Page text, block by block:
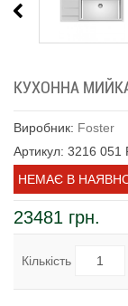
КУХОННА МИЙКА
Виробник: Foster
Артикул: 3216 051
НЕМАЄ В
23481 грн.
Кількість